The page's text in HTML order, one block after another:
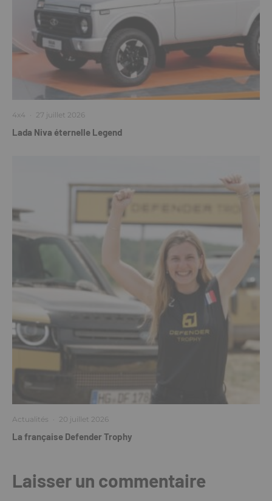
4x4 · 27 juillet 2026
Lada Niva éternelle Legend
Actualités · 20 juillet 2026
La française Defender Trophy
Laisser un commentaire